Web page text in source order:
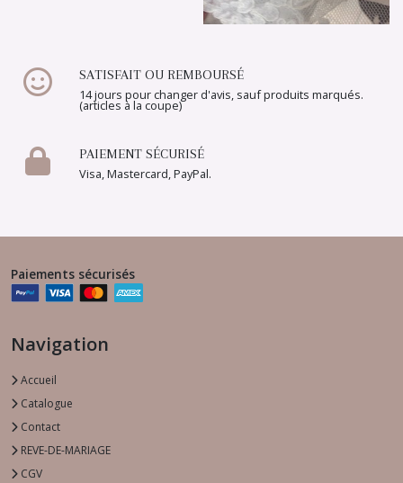
SATISFAIT OU REMBOURSÉ
14 jours pour changer d'avis, sauf produits marqués.
(articles à la coupe)
PAIEMENT SÉCURISÉ
Visa, Mastercard, PayPal.
Paiements sécurisés
Navigation
Accueil
Catalogue
Contact
REVE-DE-MARIAGE
CGV